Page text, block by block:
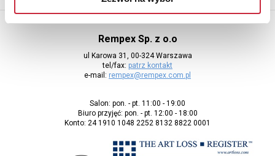
Rempex Sp. z o.o
ul Karowa 31, 00-324 Warszawa
tel/fax: patrz kontakt
e-mail: rempex@rempex.com.pl
Salon: pon. - pt. 11:00 - 19:00
Biuro przyjęć: pon. - pt. 12:00 - 18:00
Konto: 24 1910 1048 2252 8132 8822 0001